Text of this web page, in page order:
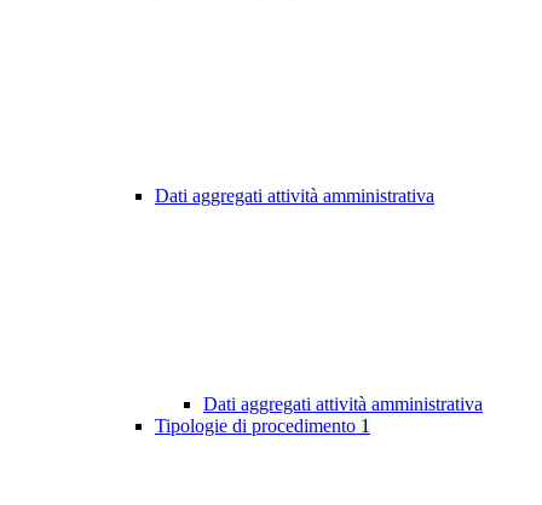
Dati aggregati attività amministrativa
Dati aggregati attività amministrativa
Tipologie di procedimento 1